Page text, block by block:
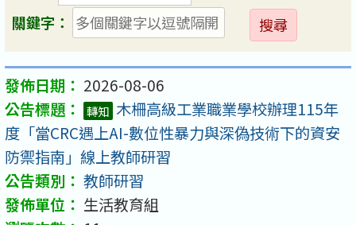
關鍵字：
送
出
2026-08-06
轉知 木柵高級工業職業學校辦理115年
度「當CRC遇上AI-數位性暴力與深偽技術下的資安
防禦指南」線上教師研習
教師研習
生活教育組